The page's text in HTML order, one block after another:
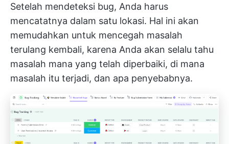
Setelah mendeteksi bug, Anda harus
mencatatnya dalam satu lokasi. Hal ini akan
memudahkan untuk mencegah masalah
terulang kembali, karena Anda akan selalu tahu
masalah mana yang telah diperbaiki, di mana
masalah itu terjadi, dan apa penyebabnya.